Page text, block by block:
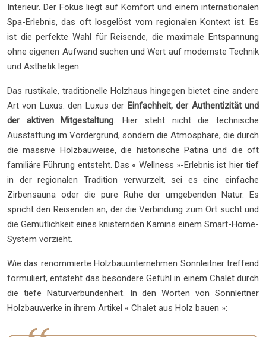
Interieur. Der Fokus liegt auf Komfort und einem internationalen
Spa-Erlebnis, das oft losgelöst vom regionalen Kontext ist. Es
ist die perfekte Wahl für Reisende, die maximale Entspannung
ohne eigenen Aufwand suchen und Wert auf modernste Technik
und Ästhetik legen.
Das rustikale, traditionelle Holzhaus hingegen bietet eine andere
Art von Luxus: den Luxus der Einfachheit, der Authentizität und
der aktiven Mitgestaltung. Hier steht nicht die technische
Ausstattung im Vordergrund, sondern die Atmosphäre, die durch
die massive Holzbauweise, die historische Patina und die oft
familiäre Führung entsteht. Das « Wellness »-Erlebnis ist hier tief
in der regionalen Tradition verwurzelt, sei es eine einfache
Zirbensauna oder die pure Ruhe der umgebenden Natur. Es
spricht den Reisenden an, der die Verbindung zum Ort sucht und
die Gemütlichkeit eines knisternden Kamins einem Smart-Home-
System vorzieht.
Wie das renommierte Holzbauunternehmen Sonnleitner treffend
formuliert, entsteht das besondere Gefühl in einem Chalet durch
die tiefe Naturverbundenheit. In den Worten von Sonnleitner
Holzbauwerke in ihrem Artikel « Chalet aus Holz bauen »: